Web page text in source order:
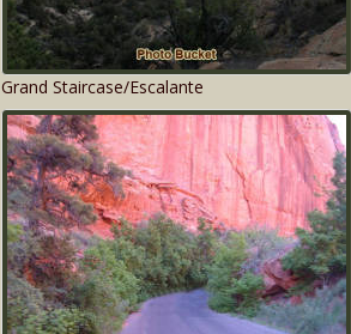
Grand Staircase/Escalante